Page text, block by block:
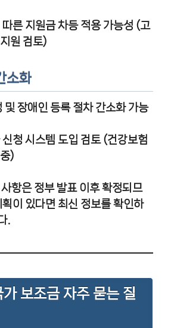
른 지원금 차등 적용 가능성 (고
원 검토)
소화
및 장애인 등록 절차 간소화 가능
청 시스템 도입 검토 (건강보험
)
항은 정부 발표 이후 확정되므
이 있다면 최신 정보를 확인하
.
보조금 자주 묻는 질